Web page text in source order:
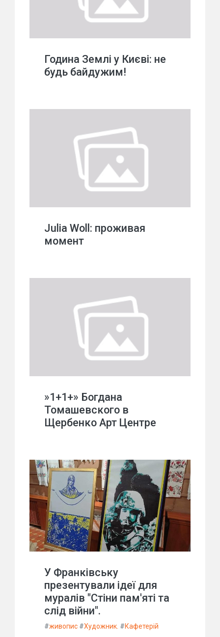
Година Землі у Києві: не
будь байдужим!
Julia Woll: проживая
момент
»1+1+» Богдана
Томашевского в
Щербенко Арт Центре
У Франківську
презентували ідеї для
муралів "Стіни пам'яті та
слід війни".
#живопис #Художник. #Кафетерій